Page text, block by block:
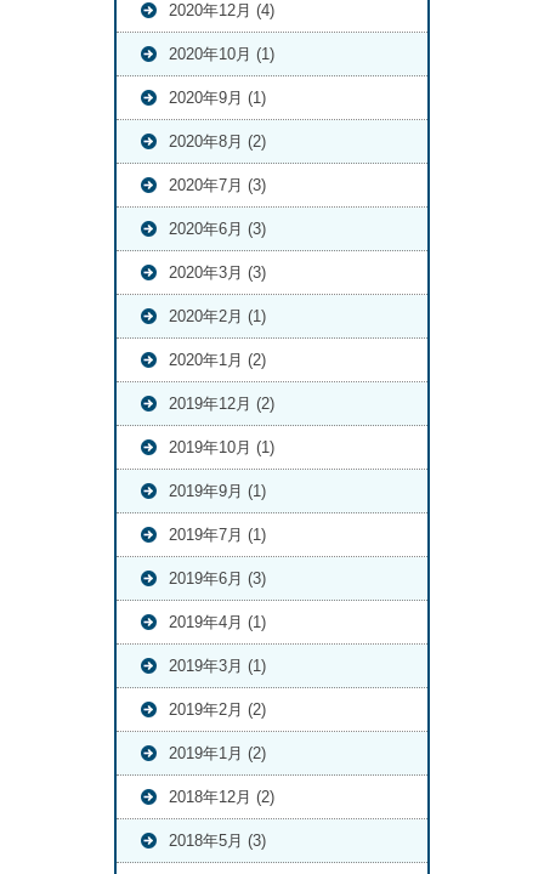
2020年12月 (4)
2020年10月 (1)
2020年9月 (1)
2020年8月 (2)
2020年7月 (3)
2020年6月 (3)
2020年3月 (3)
2020年2月 (1)
2020年1月 (2)
2019年12月 (2)
2019年10月 (1)
2019年9月 (1)
2019年7月 (1)
2019年6月 (3)
2019年4月 (1)
2019年3月 (1)
2019年2月 (2)
2019年1月 (2)
2018年12月 (2)
2018年5月 (3)